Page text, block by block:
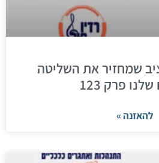
שמחזיר את השליטה
פרק 123
להאזנה »